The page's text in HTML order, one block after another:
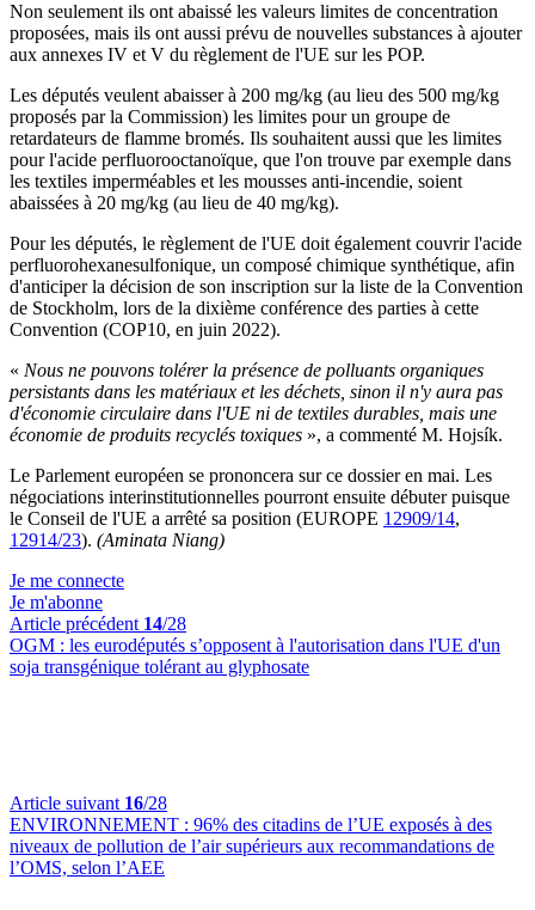
Non seulement ils ont abaissé les valeurs limites de concentration
proposées, mais ils ont aussi prévu de nouvelles substances à ajouter
aux annexes IV et V du règlement de l'UE sur les POP.
Les députés veulent abaisser à 200 mg/kg (au lieu des 500 mg/kg
proposés par la Commission) les limites pour un groupe de
retardateurs de flamme bromés. Ils souhaitent aussi que les limites
pour l'acide perfluorooctanoïque, que l'on trouve par exemple dans
les textiles imperméables et les mousses anti-incendie, soient
abaissées à 20 mg/kg (au lieu de 40 mg/kg).
Pour les députés, le règlement de l'UE doit également couvrir l'acide
perfluorohexanesulfonique, un composé chimique synthétique, afin
d'anticiper la décision de son inscription sur la liste de la Convention
de Stockholm, lors de la dixième conférence des parties à cette
Convention (COP10, en juin 2022).
« Nous ne pouvons tolérer la présence de polluants organiques
persistants dans les matériaux et les déchets, sinon il n'y aura pas
d'économie circulaire dans l'UE ni de textiles durables, mais une
économie de produits recyclés toxiques », a commenté M. Hojsík.
Le Parlement européen se prononcera sur ce dossier en mai. Les
négociations interinstitutionnelles pourront ensuite débuter puisque
le Conseil de l'UE a arrêté sa position (EUROPE 12909/14,
12914/23). (Aminata Niang)
Je me connecte
Je m'abonne
Article précédent 14/28
OGM : les eurodéputés s’opposent à l'autorisation dans l'UE d'un
soja transgénique tolérant au glyphosate
Article suivant 16/28
ENVIRONNEMENT : 96% des citadins de l’UE exposés à des
niveaux de pollution de l’air supérieurs aux recommandations de
l’OMS, selon l’AEE